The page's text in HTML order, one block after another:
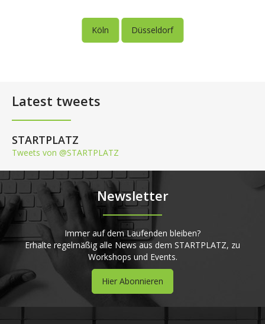
Köln Düsseldorf
Latest tweets
STARTPLATZ
Tweets von @STARTPLATZ
Newsletter
Immer auf dem Laufenden bleiben?
Erhalte regelmäßig alle News aus dem STARTPLATZ, zu
Workshops und Events.
Hier Abonnieren